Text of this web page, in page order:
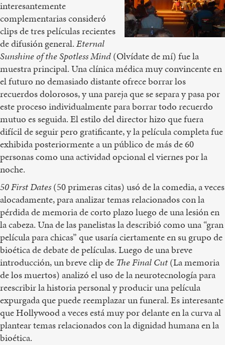
interesantemente
complementarias consideró
clips de tres películas recientes
de difusión general.Eternal
Sunshine of the Spotless Mind(Olvídate de mí) fue la
muestra principal. Una clínica médica muy convincente en
el futuro no demasiado distante ofrece borrar los
recuerdos dolorosos, y una pareja que se separa y pasa por
este proceso individualmente para borrar todo recuerdo
mutuo es seguida. El estilo del director hizo que fuera
difícil de seguir pero gratificante, y la película completa fue
exhibida posteriormente a un público de más de 60
personas como una actividad opcional el viernes por la
noche.
50 First Dates(50 primeras citas) usó de la comedia, a veces
alocadamente, para analizar temas relacionados con la
pérdida de memoria de corto plazo luego de una lesión en
la cabeza. Una de las panelistas la describió como una “gran
película para chicas” que usaría ciertamente en su grupo de
bioética de debate de películas. Luego de una breve
introducción, un breve clip deThe Final Cut(La memoria
de los muertos) analizó el uso de la neurotecnología para
reescribir la historia personal y producir una película
expurgada que puede reemplazar un funeral. Es interesante
que Hollywood a veces está muy por delante en la curva al
plantear temas relacionados con la dignidad humana en la
bioética.